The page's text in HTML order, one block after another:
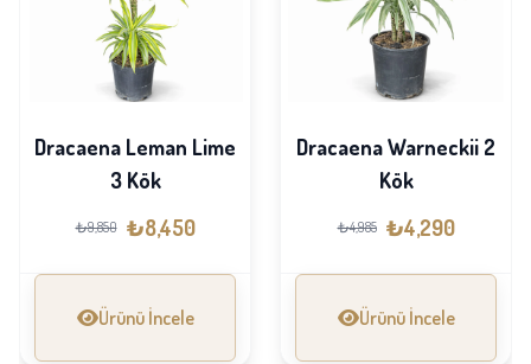
Dracaena Leman Lime
3 Kök
₺9,850 ₺8,450
Ürünü İncele
Dracaena Warneckii 2
Kök
₺4,985 ₺4,290
Ürünü İncele